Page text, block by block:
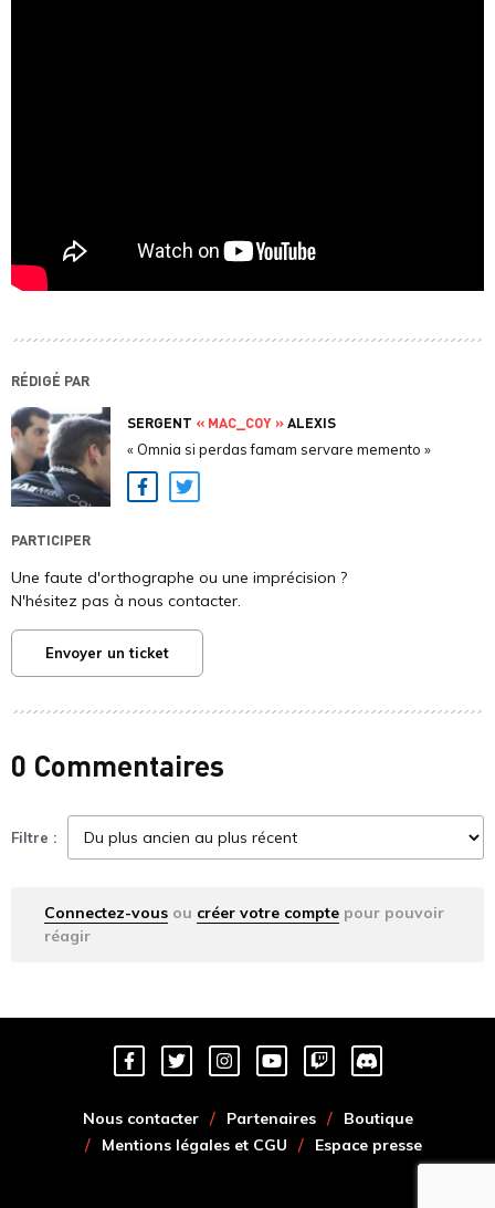
RÉDIGÉ PAR
SERGENT « MAC_COY »ALEXIS
« Omnia si perdas famam servare memento »
Facebook
Twitter
PARTICIPER
Une faute d'orthographe ou une imprécision ?
N'hésitez pas à nous contacter.
Envoyer un ticket
0 Commentaires
Filtre :
Connectez-vous ou créer votre compte pour pouvoir
réagir
Nous contacter Partenaires
Boutique
Mentions légales et CGU
Espace presse